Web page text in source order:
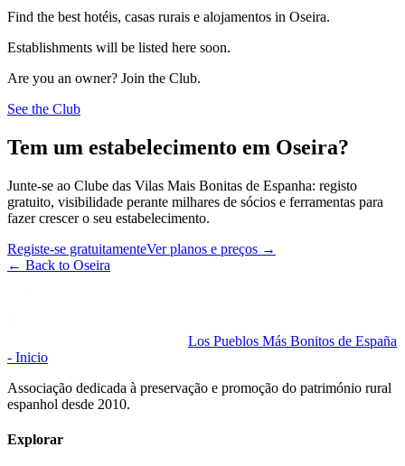
Find the best hotéis, casas rurais e alojamentos in Oseira.
Establishments will be listed here soon.
Are you an owner? Join the Club.
See the Club
Tem um estabelecimento em Oseira?
Junte-se ao Clube das Vilas Mais Bonitas de Espanha: registo
gratuito, visibilidade perante milhares de sócios e ferramentas para
fazer crescer o seu estabelecimento.
Registe-se gratuitamenteVer planos e preços →
← Back to Oseira
Los Pueblos Más Bonitos de España
- Inicio
Associação dedicada à preservação e promoção do património rural
espanhol desde 2010.
Explorar